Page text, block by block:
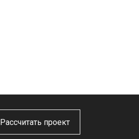
Рассчитать проект